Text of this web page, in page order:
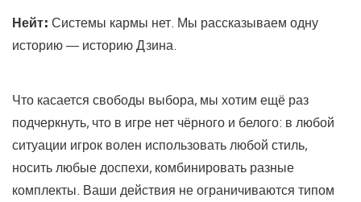
Нейт: Системы кармы нет. Мы рассказываем одну
историю — историю Дзина.
Что касается свободы выбора, мы хотим ещё раз
подчеркнуть, что в игре нет чёрного и белого: в любой
ситуации игрок волен использовать любой стиль,
носить любые доспехи, комбинировать разные
комплекты. Ваши действия не ограничиваются типом